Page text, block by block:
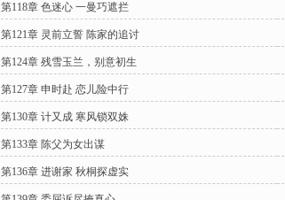
第118章 色迷心 一曼巧遮拦
第121章 灵前立誓 陈家的追讨
第124章 残雪玉兰，别意初生
第127章 申时赴 恋儿险中行
第130章 计又成 寒风锁双姝
第133章 陈父为女出谋
第136章 进谢家 秋桐探虚实